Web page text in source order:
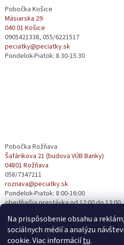
Na prispôsobenie obsahu a
sociálnych médií a analýzu
cookie. Viac informáciítu.
Pobočka Košice
Mäsiarska 29
040 01 Košice
0905421338, 055/6221517
peciatky@peciatky.sk
Pondelok-Piatok: 8.30-15.30
Pobočka Rožňava
Šafárikova 21 (budova VÚB Banky)
04801 Rožňava
058/7347211
roznava@peciatky.sk
Pondelok-Piatok: 8:00-16:00
obedňajšia prestávka od 12:00 do 13:00